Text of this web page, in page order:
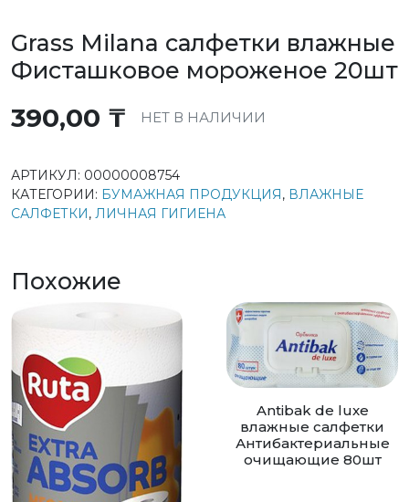
Grass Milana салфетки влажные
Фисташковое мороженое 20шт
390,00 ₸ НЕТ В НАЛИЧИИ
АРТИКУЛ: 00000008754
КАТЕГОРИИ: БУМАЖНАЯ ПРОДУКЦИЯ, ВЛАЖНЫЕ
САЛФЕТКИ, ЛИЧНАЯ ГИГИЕНА
Похожие
Antibak de luxe
влажные салфетки
Антибактериальные
очищающие 80шт